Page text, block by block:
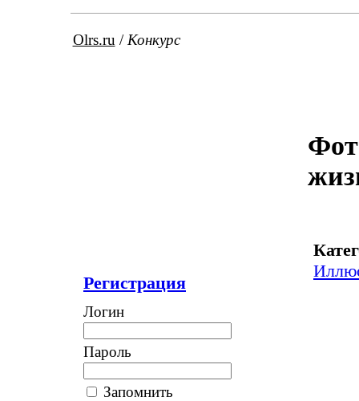
Olrs.ru / Конкурс
Регистрация
Логин
Пароль
Запомнить